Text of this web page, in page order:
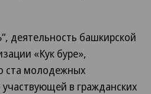
деятельность башкирской
«Кук буре»,
ста молодежных
участвующей в гражданских